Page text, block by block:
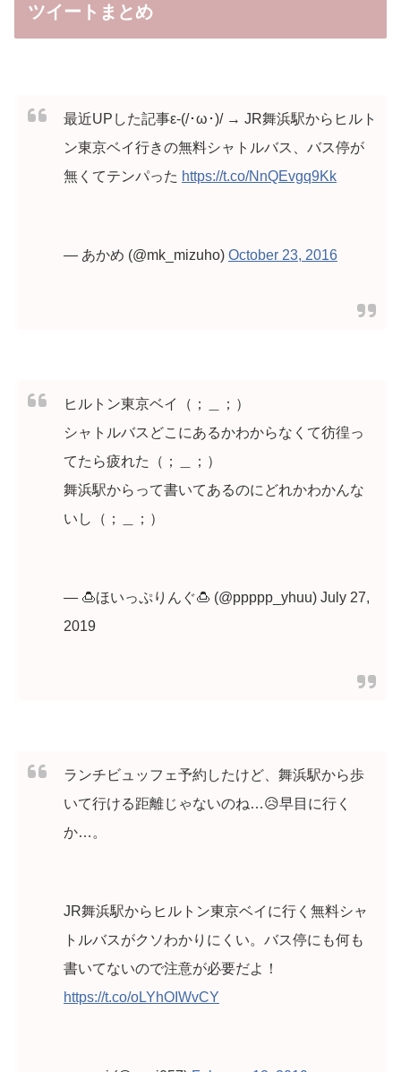
ツイートまとめ
最近UPした記事ε-(/･ω･)/ → JR舞浜駅からヒルト
ン東京ベイ行きの無料シャトルバス、バス停が
無くてテンパった https://t.co/NnQEvgq9Kk
— あかめ (@mk_mizuho) October 23, 2016
ヒルトン東京ベイ（；＿；）
シャトルバスどこにあるかわからなくて彷徨っ
てたら疲れた（；＿；）
舞浜駅からって書いてあるのにどれかわかんな
いし（；＿；）
— 🍮ほいっぷりんぐ🍮 (@ppppp_yhuu) July 27,
2019
ランチビュッフェ予約したけど、舞浜駅から歩
いて行ける距離じゃないのね…😥早目に行く
か…。
JR舞浜駅からヒルトン東京ベイに行く無料シャ
トルバスがクソわかりにくい。バス停にも何も
書いてないので注意が必要だよ！
https://t.co/oLYhOIWvCY